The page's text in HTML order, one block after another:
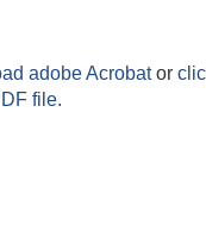
adobe Acrobator
file.